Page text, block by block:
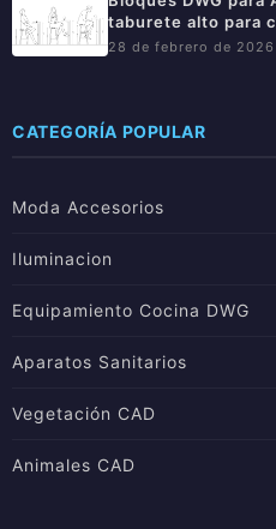
taburete alto para
28 de febrero de 2026
CATEGORÍA POPULAR
Moda Accesorios
Iluminacion
Equipamiento Cocina DWG
Aparatos Sanitarios
Vegetación CAD
Animales CAD